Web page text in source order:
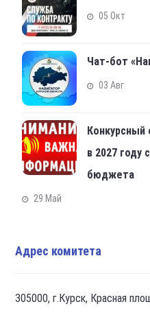
05 Окт
Чат-бот
03 Авг
Конкурсный
в 2027 году
бюджета
29 Май
Адрес комитета
305000, г.Курск, Красная